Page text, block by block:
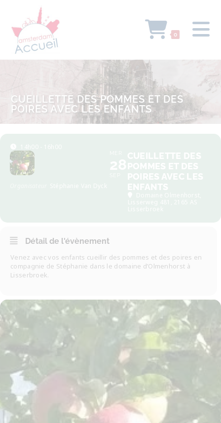
0
CUEILLETTE DES POMMES ET DES
POIRES AVEC LES ENFANTS
Détail de l'évènement
Venez avec vos enfants cueillir des pommes et des poires en
compagnie de Stéphanie dans le domaine d’Olmenhorst à
Lisserbroek.